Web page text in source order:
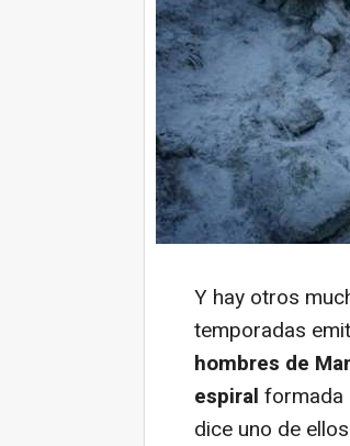
Y hay otros
temporadas
hombres de
espiral formada
dice uno de